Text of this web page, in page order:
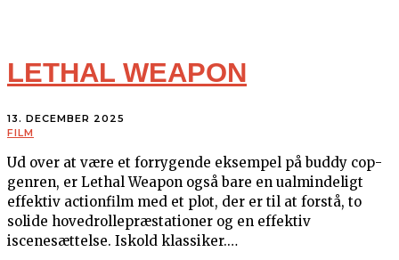
LETHAL WEAPON
13. DECEMBER 2025
FILM
Ud over at være et forrygende eksempel på buddy cop-
genren, er Lethal Weapon også bare en ualmindeligt
effektiv actionfilm med et plot, der er til at forstå, to
solide hovedrollepræstationer og en effektiv
iscenesættelse. Iskold klassiker.…